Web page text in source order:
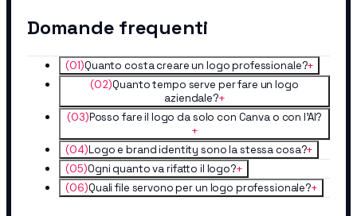
Domande frequenti
(01)Quanto costa creare un logo professionale?+
(02)Quanto tempo serve per fare un logo
aziendale?+
(03)Posso fare il logo da solo con Canva o con l'AI?
+
(04)Logo e brand identity sono la stessa cosa?+
(05)Ogni quanto va rifatto il logo?+
(06)Quali file servono per un logo professionale?+